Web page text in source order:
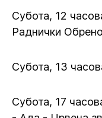
Субота, 12
Раднички
Субота, 13
Субота, 17